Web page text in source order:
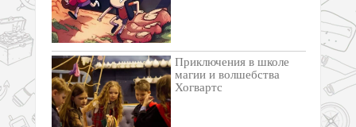
Приключения в школе
магии и волшебства
Хогвартс